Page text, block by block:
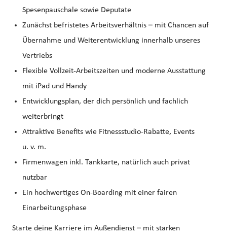
Spesenpauschale sowie Deputate
Zunächst befristetes Arbeitsverhältnis – mit Chancen auf
Übernahme und Weiterentwicklung innerhalb unseres
Vertriebs
Flexible Vollzeit-Arbeitszeiten und moderne Ausstattung
mit iPad und Handy
Entwicklungsplan, der dich persönlich und fachlich
weiterbringt
Attraktive Benefits wie Fitnessstudio-Rabatte, Events
u. v. m.
Firmenwagen inkl. Tankkarte, natürlich auch privat
nutzbar
Ein hochwertiges On-Boarding mit einer fairen
Einarbeitungsphase
Starte deine Karriere im Außendienst – mit starken